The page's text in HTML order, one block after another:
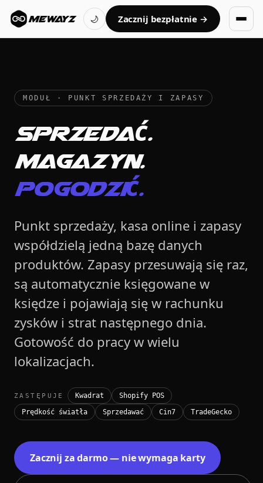
MEWAYZ 🌙 Zacznij bezpłatnie →
MODUŁ · PUNKT SPRZEDAŻY I ZAPASY
Sprzedać.
Magazyn.
Pogodzić.
Punkt sprzedaży, kasa online i zapasy
współdzielą jedną bazę danych
produktów. Zapasy przesuwają się raz,
są automatycznie księgowane w
księdze i pojawiają się w rachunku
zysków i strat następnego dnia.
Gotowość do pracy w wielu
lokalizacjach.
ZASTĘPUJE Kwadrat
Shopify POS
Prędkość światła
Sprzedawać Cin7 TradeGecko
Zacznij za darmo — nie wymaga karty